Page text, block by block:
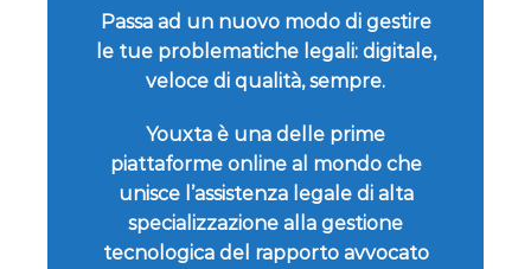
Passa ad un nuovo modo di gestire
le tue problematiche legali: digitale,
veloce di qualità, sempre.
Youxta è una delle prime
piattaforme online al mondo che
unisce l’assistenza legale di alta
specializzazione alla gestione
tecnologica del rapporto avvocato